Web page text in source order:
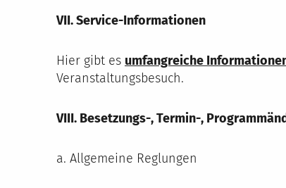
VII. Service-Informationen
Hier gibt es umfangreiche
Veranstaltungsbesuch.
VIII. Besetzungs-, Termin-,
a. Allgemeine Reglungen